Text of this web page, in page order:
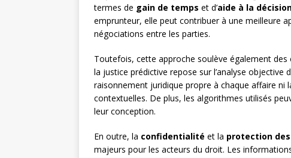
termes de gain de temps et d’aide à la
emprunteur, elle peut contribuer à une meilleure
négociations entre les parties.
Toutefois, cette approche soulève également des
la justice prédictive repose sur l’analyse objective
raisonnement juridique propre à chaque affaire
contextuelles. De plus, les algorithmes utilisés
leur conception.
En outre, la confidentialité et la protection
majeurs pour les acteurs du droit. Les